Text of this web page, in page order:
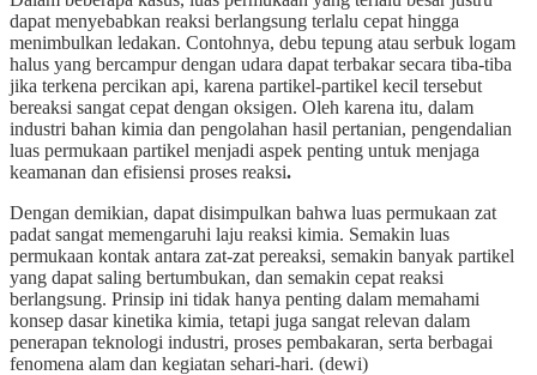
dapat menyebabkan reaksi berlangsung terlalu cepat hingga
menimbulkan ledakan. Contohnya, debu tepung atau serbuk logam
halus yang bercampur dengan udara dapat terbakar secara tiba-tiba
jika terkena percikan api, karena partikel-partikel kecil tersebut
bereaksi sangat cepat dengan oksigen. Oleh karena itu, dalam
industri bahan kimia dan pengolahan hasil pertanian, pengendalian
luas permukaan partikel menjadi aspek penting untuk menjaga
keamanan dan efisiensi proses reaksi.
Dengan demikian, dapat disimpulkan bahwa luas permukaan zat
padat sangat memengaruhi laju reaksi kimia. Semakin luas
permukaan kontak antara zat-zat pereaksi, semakin banyak partikel
yang dapat saling bertumbukan, dan semakin cepat reaksi
berlangsung. Prinsip ini tidak hanya penting dalam memahami
konsep dasar kinetika kimia, tetapi juga sangat relevan dalam
penerapan teknologi industri, proses pembakaran, serta berbagai
fenomena alam dan kegiatan sehari-hari. (dewi)